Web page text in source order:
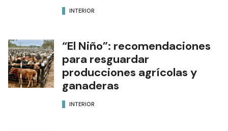
INTERIOR
“El Niño”: recomendaciones
para resguardar
producciones agrícolas y
ganaderas
INTERIOR